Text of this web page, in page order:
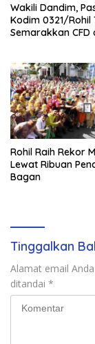
Wakili Dandim,
Kodim 0321/Rohil
Semarakkan CFD
Rohil Raih Rekor
Lewat Ribuan
Bagan
Tinggalkan
Alamat email
ditandai *